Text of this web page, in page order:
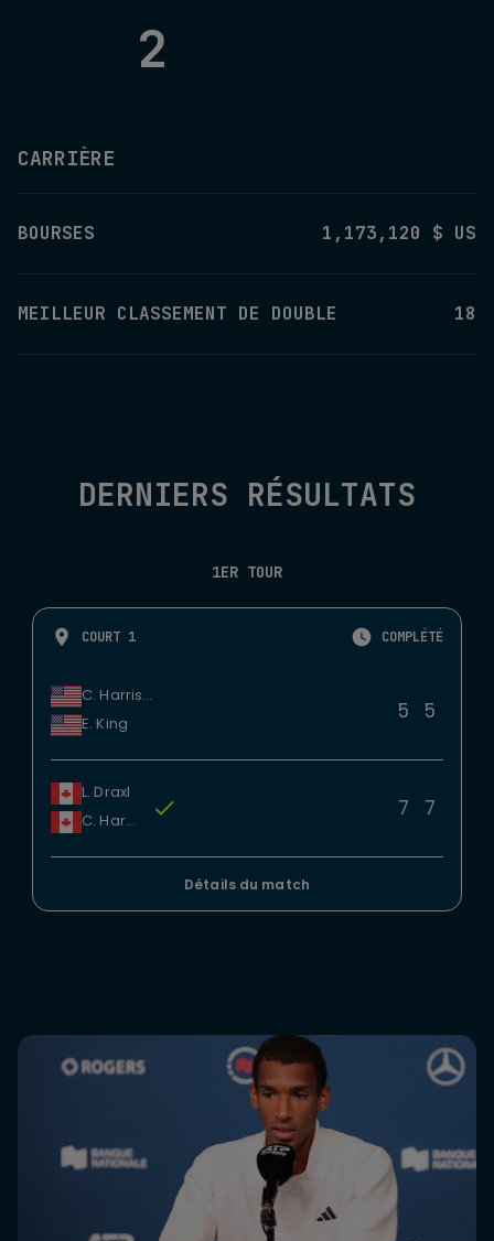
2
CARRIÈRE
BOURSES 1,173,120 $ US
MEILLEUR CLASSEMENT DE DOUBLE 18
DERNIERS RÉSULTATS
1ER TOUR
COURT 1 COMPLÉTÉ
C. Harrison
E. King
5 5
L. Draxl
C. Harper
7 7
Détails du match